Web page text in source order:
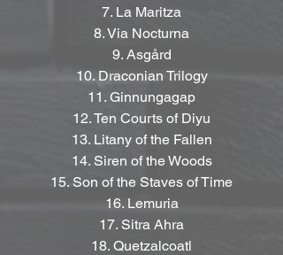
7. La Maritza
8. Via Nocturna
9. Asgård
10. Draconian Trilogy
11. Ginnungagap
12. Ten Courts of Diyu
13. Litany of the Fallen
14. Siren of the Woods
15. Son of the Staves of Time
16. Lemuria
17. Sitra Ahra
18. Quetzalcoatl